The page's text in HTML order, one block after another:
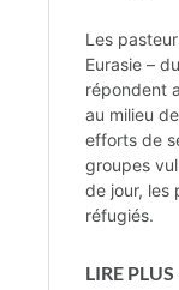
Les
Eurasie –
répondent
au milieu
efforts de
groupes
de jour, les
réfugiés.
LIRE PLUS